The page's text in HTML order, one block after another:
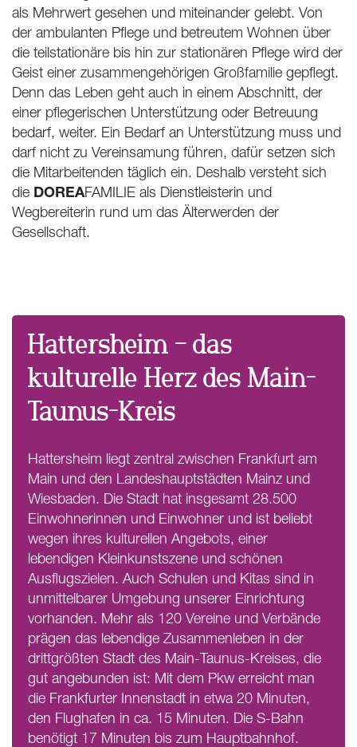
als Mehrwert gesehen und miteinander gelebt. Von
der ambulanten Pflege und betreutem Wohnen über
die teilstationäre bis hin zur stationären Pflege wird der
Geist einer zusammengehörigen Großfamilie gepflegt.
Denn das Leben geht auch in einem Abschnitt, der
einer pflegerischen Unterstützung oder Betreuung
bedarf, weiter. Ein Bedarf an Unterstützung muss und
darf nicht zu Vereinsamung führen, dafür setzen sich
die Mitarbeitenden täglich ein. Deshalb versteht sich
die DOREAFAMILIE als Dienstleisterin und
Wegbereiterin rund um das Älterwerden der
Gesellschaft.
Hattersheim – das
kulturelle Herz des Main-
Taunus-Kreis
Hattersheim liegt zentral zwischen Frankfurt am
Main und den Landeshauptstädten Mainz und
Wiesbaden. Die Stadt hat insgesamt 28.500
Einwohnerinnen und Einwohner und ist beliebt
wegen ihres kulturellen Angebots, einer
lebendigen Kleinkunstszene und schönen
Ausflugszielen. Auch Schulen und Kitas sind in
unmittelbarer Umgebung unserer Einrichtung
vorhanden. Mehr als 120 Vereine und Verbände
prägen das lebendige Zusammenleben in der
drittgrößten Stadt des Main-Taunus-Kreises, die
gut angebunden ist: Mit dem Pkw erreicht man
die Frankfurter Innenstadt in etwa 20 Minuten,
den Flughafen in ca. 15 Minuten. Die S-Bahn
benötigt 17 Minuten bis zum Hauptbahnhof.